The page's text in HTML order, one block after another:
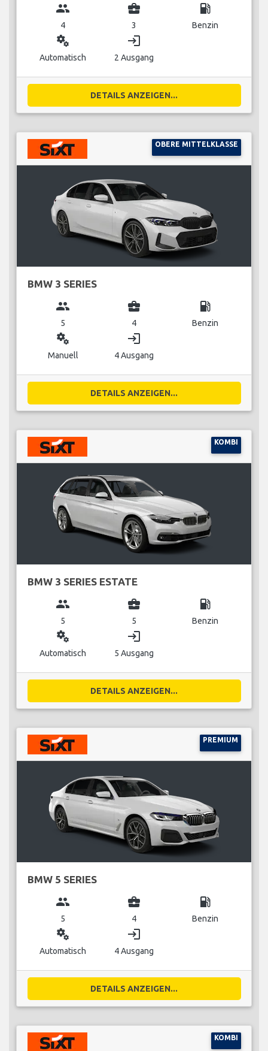
group
4
business_center
3
local_gas_station
Benzin
miscellaneous_services
Automatisch
login
2 Ausgang
DETAILS ANZEIGEN...
OBERE MITTELKLASSE
BMW 3 SERIES
group
5
business_center
4
local_gas_station
Benzin
miscellaneous_services
Manuell
login
4 Ausgang
DETAILS ANZEIGEN...
KOMBI
BMW 3 SERIES ESTATE
group
5
business_center
5
local_gas_station
Benzin
miscellaneous_services
Automatisch
login
5 Ausgang
DETAILS ANZEIGEN...
PREMIUM
BMW 5 SERIES
group
5
business_center
4
local_gas_station
Benzin
miscellaneous_services
Automatisch
login
4 Ausgang
DETAILS ANZEIGEN...
KOMBI